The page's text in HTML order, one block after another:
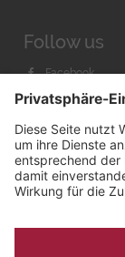
Follow us
Facebook
Instagram
Youtube